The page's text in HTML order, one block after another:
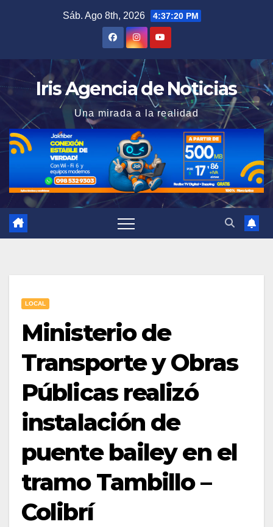
Sáb. Ago 8th, 2026 4:37:21 PM
Iris Agencia de Noticias
Una mirada a la realidad
LOCAL
Ministerio de
Transporte y Obras
Públicas realizó
instalación de
puente bailey en el
tramo Tambillo –
Colibrí